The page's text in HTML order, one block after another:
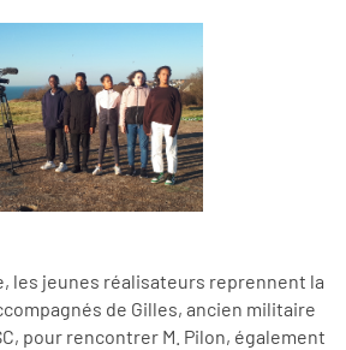
les jeunes réalisateurs reprennent la
de Gilles, ancien militaire
pour rencontrer M. Pilon, également